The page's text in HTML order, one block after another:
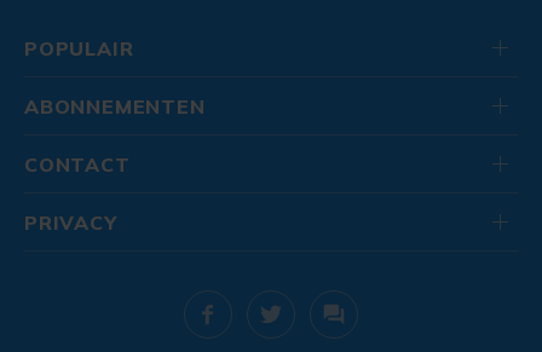
POPULAIR
ABONNEMENTEN
CONTACT
PRIVACY